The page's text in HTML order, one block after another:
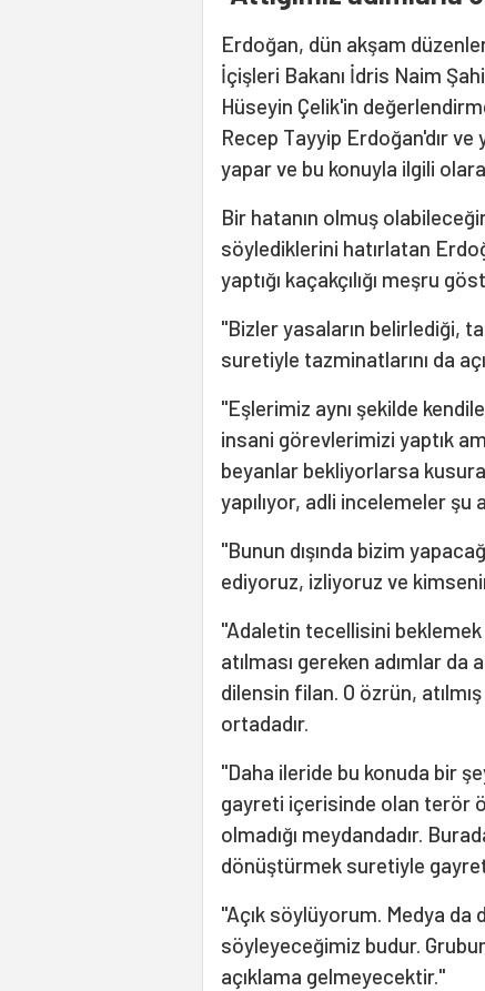
Erdoğan, dün akşam
İçişleri Bakanı İdris Naim
Hüseyin Çelik'in
Recep Tayyip Erdoğan'dır ve
yapar ve bu konuyla ilgili
Bir hatanın olmuş
söylediklerini hatırlatan
yaptığı kaçakçılığı meşru
"Bizler yasaların belirlediği,
suretiyle tazminatlarını da
"Eşlerimiz aynı şekilde
insani görevlerimizi yaptık
beyanlar bekliyorlarsa
yapılıyor, adli incelemeler şu
"Bunun dışında bizim
ediyoruz, izliyoruz ve
"Adaletin tecellisini beklemek
atılması gereken adımlar da
dilensin filan. O özrün,
ortadadır.
"Daha ileride bu konuda bir
gayreti içerisinde olan terör
olmadığı meydandadır.
dönüştürmek suretiyle
"Açık söylüyorum. Medya
söyleyeceğimiz budur.
açıklama gelmeyecektir."